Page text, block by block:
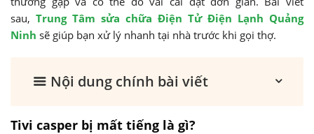
sau, Trung Tâm sửa chữa Điện Tử Điện Lạnh Quảng
Ninh sẽ giúp bạn xử lý nhanh tại nhà trước khi gọi thợ.
Nội dung chính bài viết
Tivi casper bị mất tiếng là gì?